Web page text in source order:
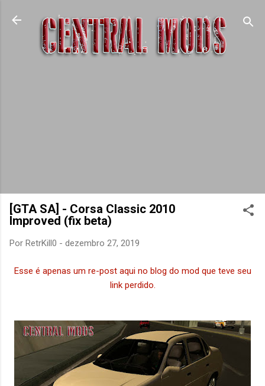
Pular para o conteúdo principal
[GTA SA] - Corsa Classic 2010
Improved (fix beta)
Por RetrKill0 - dezembro 27, 2019
Esse é apenas um re-post aqui no blog do mod que teve seu
link perdido.